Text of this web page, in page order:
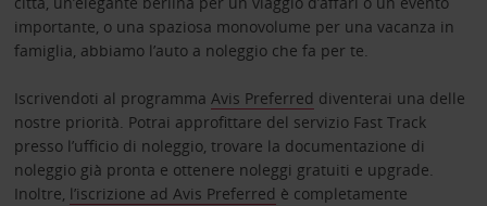
importante, o una spaziosa monovolume per una vacanza in
famiglia, abbiamo l’auto a noleggio che fa per te.
Iscrivendoti al programma Avis Preferred diventerai una delle
nostre priorità. Potrai approfittare del servizio Fast Track
presso l’ufficio di noleggio, trovare la documentazione di
noleggio già pronta e ottenere noleggi gratuiti e upgrade.
Inoltre, l’iscrizione ad Avis Preferred è completamente